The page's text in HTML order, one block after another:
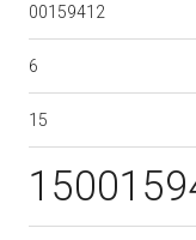
00159412
6
15